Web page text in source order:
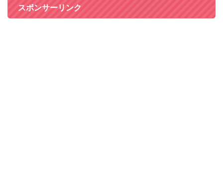
スポンサーリンク